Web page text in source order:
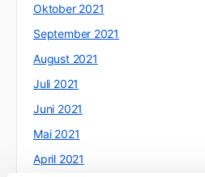
Oktober 2021
September 2021
August 2021
Juli 2021
Juni 2021
Mai 2021
April 2021